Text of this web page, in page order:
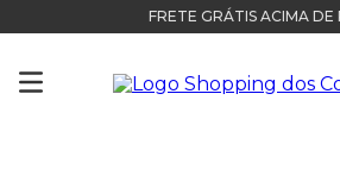
FRETE GRÁTIS ACIMA DE